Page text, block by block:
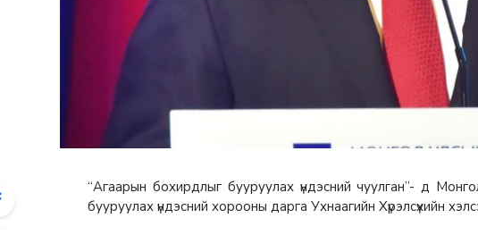
“Агаарын бохирдлыг бууруулах үндэсний чуулган”- д
бууруулах үндэсний хорооны дарга Ухнаагийн Хүрэлсүхийн